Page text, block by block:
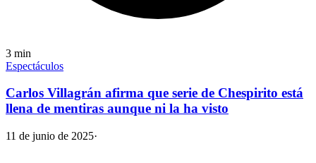
3 min
Espectáculos
Carlos Villagrán afirma que serie de Chespirito está
llena de mentiras aunque ni la ha visto
11 de junio de 2025·